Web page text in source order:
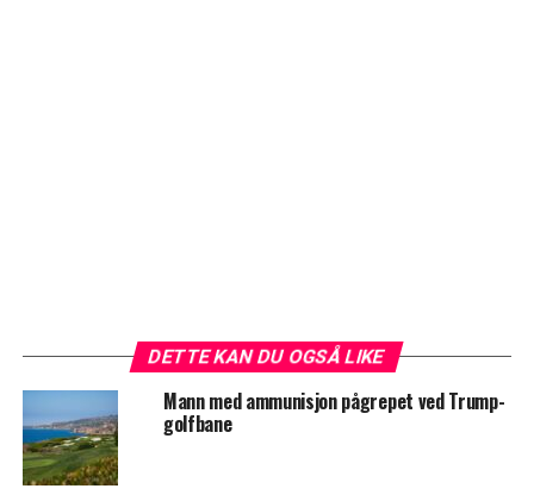
DETTE KAN DU OGSÅ LIKE
Mann med ammunisjon pågrepet ved Trump-
golfbane